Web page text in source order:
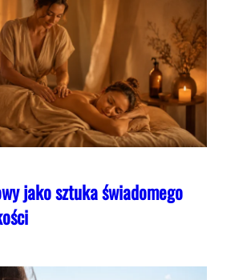
jako sztuka świadomego